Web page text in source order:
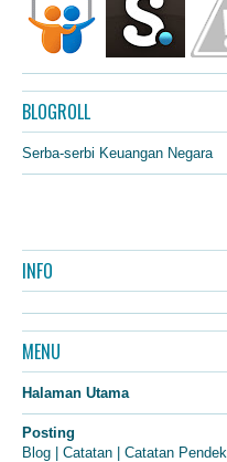
BLOGROLL
Serba-serbi Keuangan Negara
INFO
MENU
Halaman Utama
Posting
Blog | Catatan | Catatan Pendek